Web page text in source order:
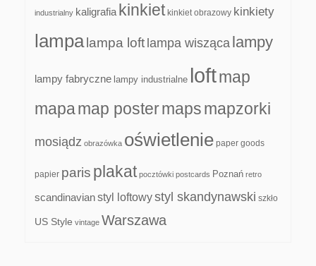
industrialny kaligrafia kinkiet kinkiet obrazowy kinkiety
lampa lampa loft lampa wisząca lampy
lampy fabryczne lampy industrialne loftmap
mapamap postermapsmapzorki
mosiądz obrazówka oświetlenie paper goods
papier paris plakat pocztówki postcards Poznań retro
scandinavianstyl loftowystyl skandynawski szkło
US Style vintage Warszawa